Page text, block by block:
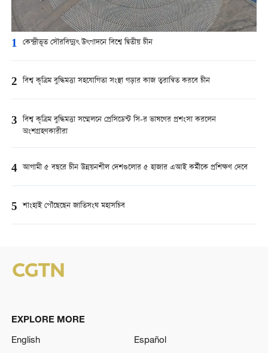
1 কেন্দ্রীভূত সৌরবিদ্যুৎ উৎপাদনে বিশ্বে দ্বিতীয় চীন
2 বিশ্ব কৃত্রিম বুদ্ধিমত্তা সহযোগিতা সংস্থা গড়ার কাজ ত্বরান্বিত করবে চীন
3 বিশ্ব কৃত্রিম বুদ্ধিমত্তা সম্মেলনে প্রেসিডেন্ট সি-র ভাষণের প্রশংসা করলেন
অংশগ্রহণকারীরা
4 আগামী ৫ বছরে চীন উন্নয়নশীল দেশগুলোর ৫ হাজার এআই কর্মীকে প্রশিক্ষণ দেবে
5 শাংহাই পৌঁছেছেন জাতিসংঘ মহাসচিব
EXPLORE MORE
English
Español